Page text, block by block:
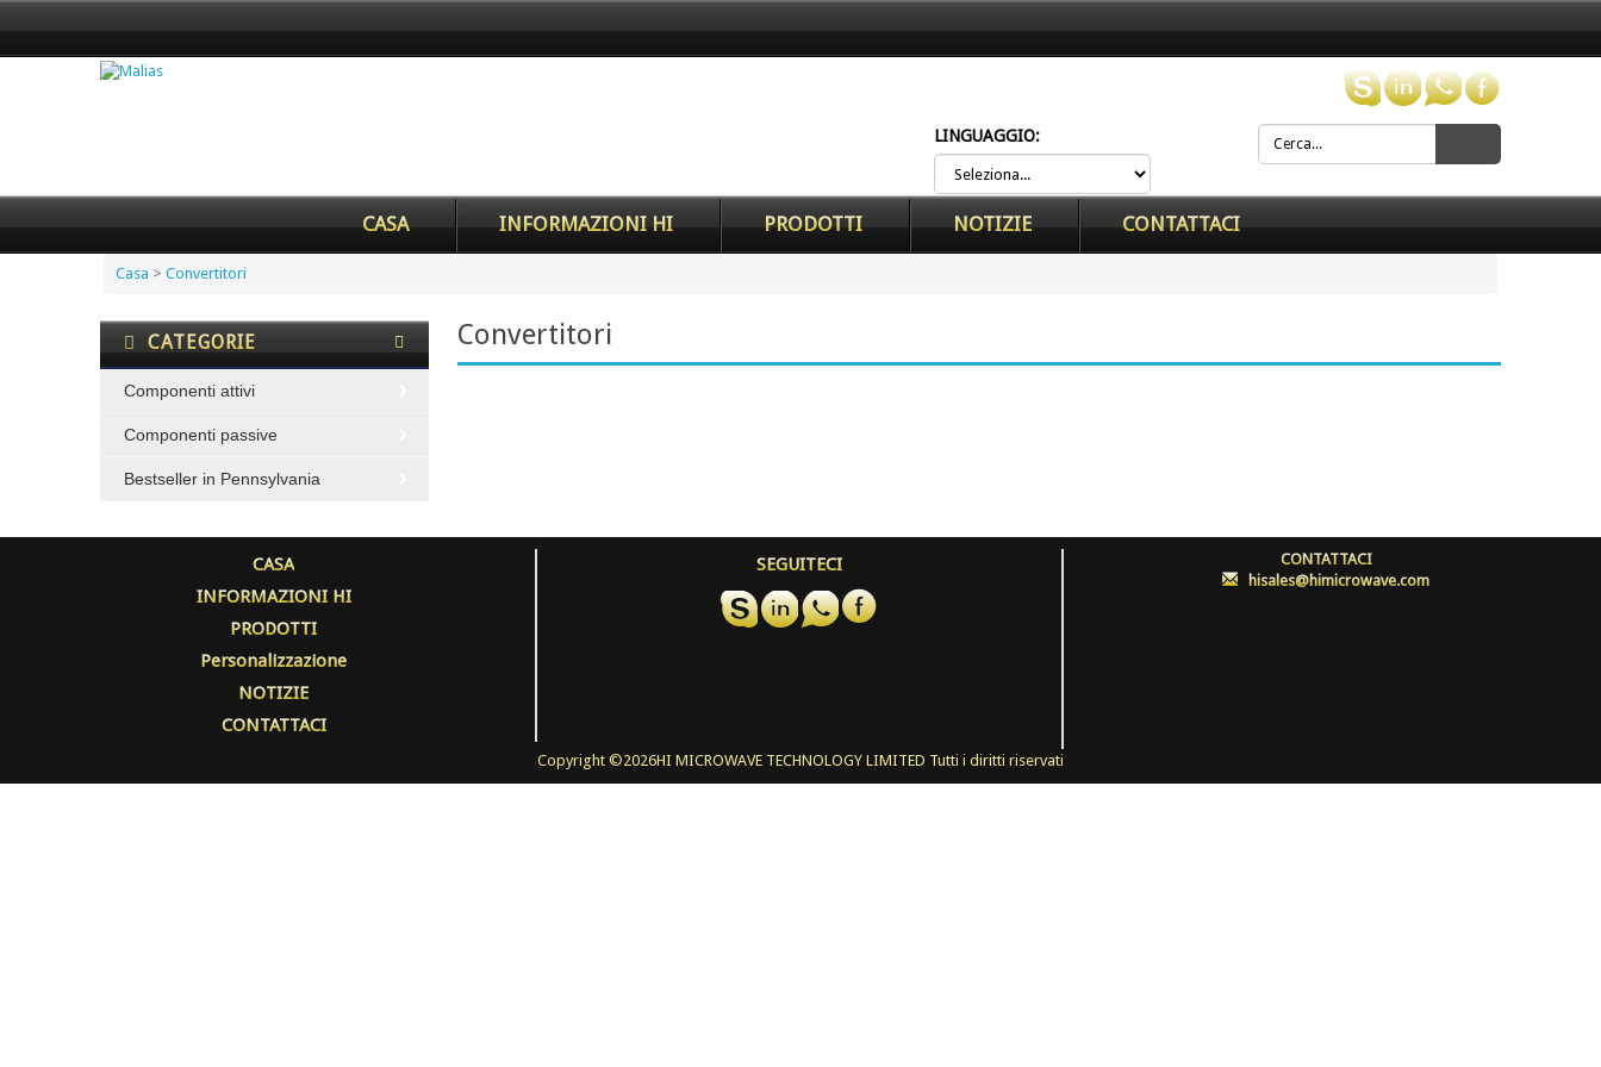
LINGUAGGIO:
CASA INFORMAZIONI HI PRODOTTI NOTIZIE CONTATTACI
Casa > Convertitori
CATEGORIE
Componenti attivi
Componenti passive
Bestseller in Pennsylvania
Convertitori
CASA
INFORMAZIONI HI
PRODOTTI
Personalizzazione
NOTIZIE
CONTATTACI
SEGUITECI
CONTATTACI
:hisales@himicrowave.com
Copyright ©2026HI MICROWAVE TECHNOLOGY LIMITED Tutti i diritti riservati